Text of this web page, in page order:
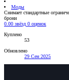
Моды
Снимает стандартные
брони
0.00 звёзд 0 оценок
Куплено
53
Обновлено
29 Сен 2025